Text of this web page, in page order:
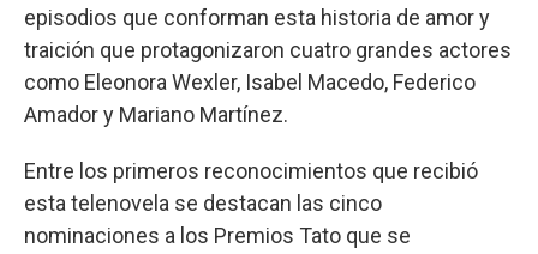
episodios que conforman esta historia de amor y
traición que protagonizaron cuatro grandes actores
como Eleonora Wexler, Isabel Macedo, Federico
Amador y Mariano Martínez.
Entre los primeros reconocimientos que recibió
esta telenovela se destacan las cinco
nominaciones a los Premios Tato que se